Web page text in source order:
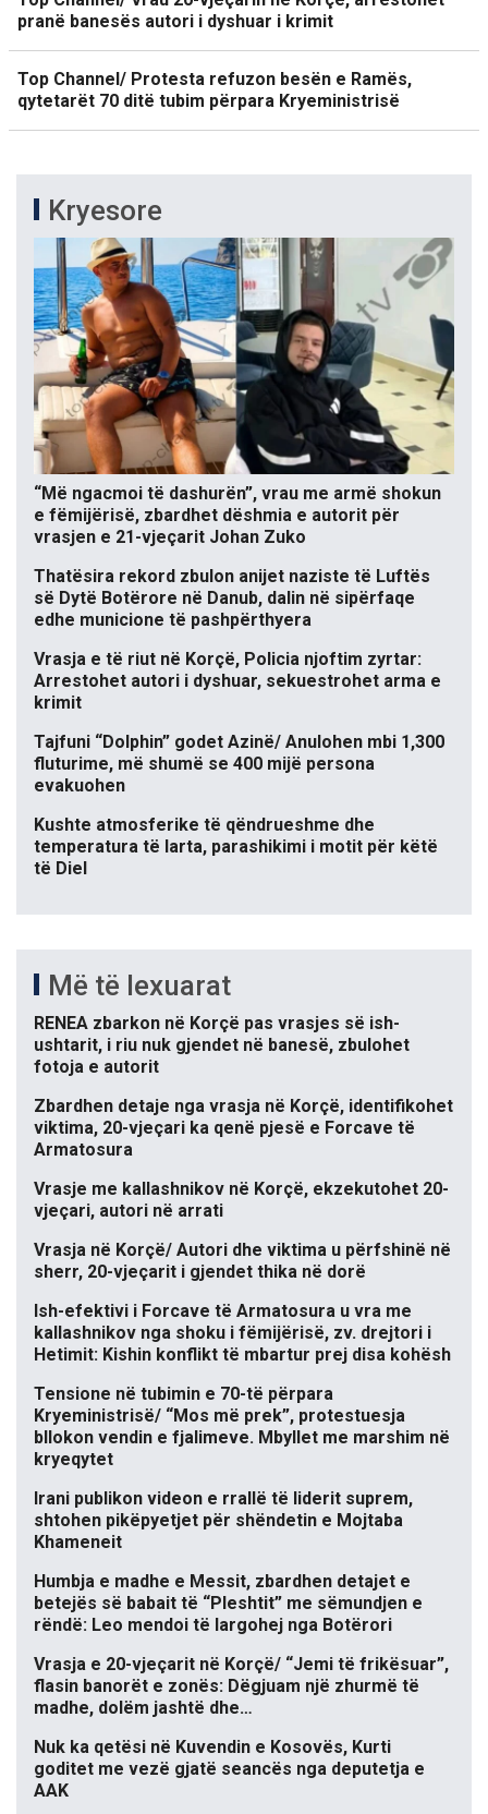
pranë banesës autori i dyshuar i krimit
Top Channel/ Protesta refuzon besën e Ramës,
qytetarët 70 ditë tubim përpara Kryeministrisë
Kryesore
“Më ngacmoi të dashurën”, vrau me armë shokun
e fëmijërisë, zbardhet dëshmia e autorit për
vrasjen e 21-vjeçarit Johan Zuko
Thatësira rekord zbulon anijet naziste të Luftës
së Dytë Botërore në Danub, dalin në sipërfaqe
edhe municione të pashpërthyera
Vrasja e të riut në Korçë, Policia njoftim zyrtar:
Arrestohet autori i dyshuar, sekuestrohet arma e
krimit
Tajfuni “Dolphin” godet Azinë/ Anulohen mbi 1,300
fluturime, më shumë se 400 mijë persona
evakuohen
Kushte atmosferike të qëndrueshme dhe
temperatura të larta, parashikimi i motit për këtë
të Diel
Më të lexuarat
RENEA zbarkon në Korçë pas vrasjes së ish-
ushtarit, i riu nuk gjendet në banesë, zbulohet
fotoja e autorit
Zbardhen detaje nga vrasja në Korçë, identifikohet
viktima, 20-vjeçari ka qenë pjesë e Forcave të
Armatosura
Vrasje me kallashnikov në Korçë, ekzekutohet 20-
vjeçari, autori në arrati
Vrasja në Korçë/ Autori dhe viktima u përfshinë në
sherr, 20-vjeçarit i gjendet thika në dorë
Ish-efektivi i Forcave të Armatosura u vra me
kallashnikov nga shoku i fëmijërisë, zv. drejtori i
Hetimit: Kishin konflikt të mbartur prej disa kohësh
Tensione në tubimin e 70-të përpara
Kryeministrisë/ “Mos më prek”, protestuesja
bllokon vendin e fjalimeve. Mbyllet me marshim në
kryeqytet
Irani publikon videon e rrallë të liderit suprem,
shtohen pikëpyetjet për shëndetin e Mojtaba
Khameneit
Humbja e madhe e Messit, zbardhen detajet e
betejës së babait të “Pleshtit” me sëmundjen e
rëndë: Leo mendoi të largohej nga Botërori
Vrasja e 20-vjeçarit në Korçë/ “Jemi të frikësuar”,
flasin banorët e zonës: Dëgjuam një zhurmë të
madhe, dolëm jashtë dhe…
Nuk ka qetësi në Kuvendin e Kosovës, Kurti
goditet me vezë gjatë seancës nga deputetja e
AAK